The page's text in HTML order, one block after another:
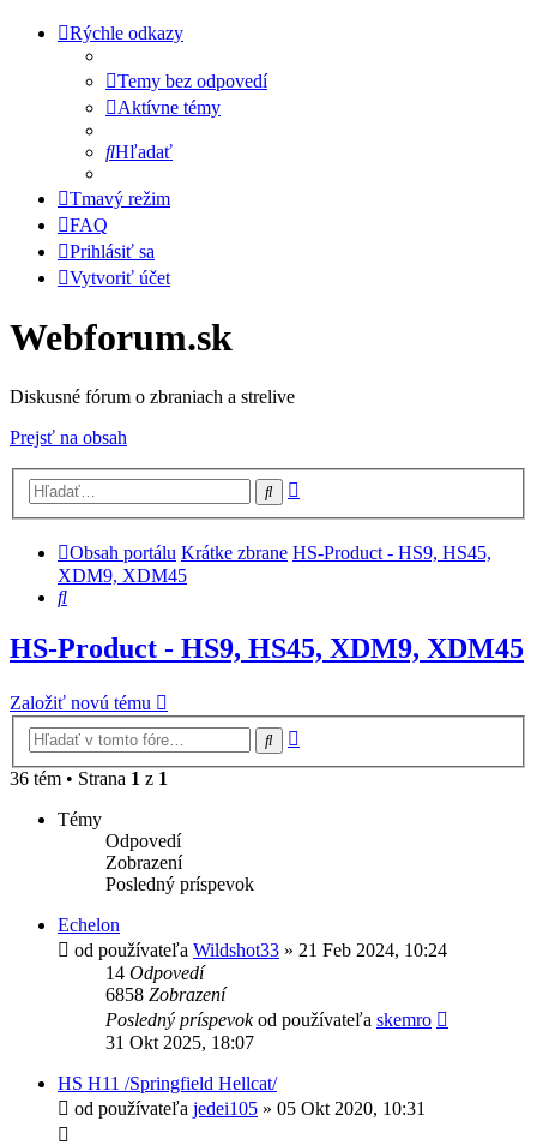
Rýchle odkazy
Temy bez odpovedí
Aktívne témy
Hľadať
Tmavý režim
FAQ
Prihlásiť sa
Vytvoriť účet
Webforum.sk
Diskusné fórum o zbraniach a strelive
Prejsť na obsah
Hľadať
Obsah portálu Krátke zbrane HS-Product - HS9, HS45,
XDM9, XDM45
Hľadať
HS-Product - HS9, HS45, XDM9, XDM45
Založiť novú tému
Hľadať
36 tém • Strana 1 z 1
Témy
Odpovedí
Zobrazení
Posledný príspevok
Echelon
od používateľa Wildshot33 » 21 Feb 2024, 10:24
14 Odpovedí
6858 Zobrazení
Posledný príspevokod používateľa skemro
31 Okt 2025, 18:07
HS H11 /Springfield Hellcat/
od používateľa jedei105 » 05 Okt 2020, 10:31